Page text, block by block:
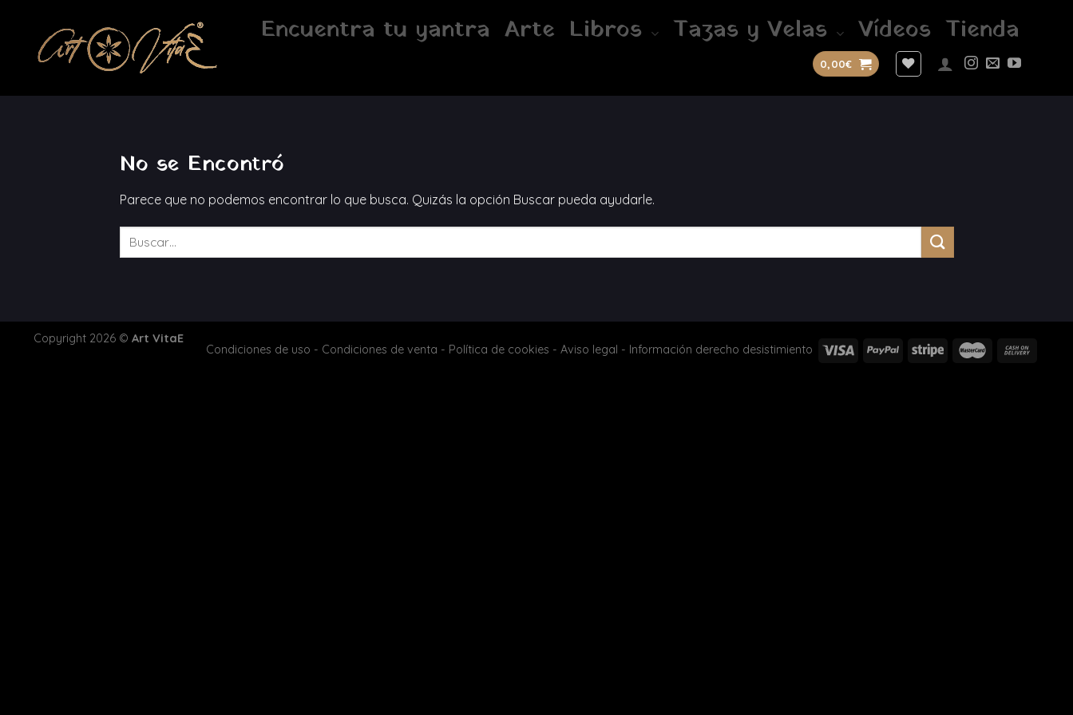
contenido
Encuentra tu yantra Arte Libros Tazas y Velas Vídeos Tienda
0,00€
No se Encontró
Parece que no podemos encontrar lo que busca. Quizás la opción Buscar pueda ayudarle.
Condiciones de uso - Condiciones de venta - Política de cookies - Aviso legal - Información derecho desistimiento
Copyright 2026 © Art VitaE